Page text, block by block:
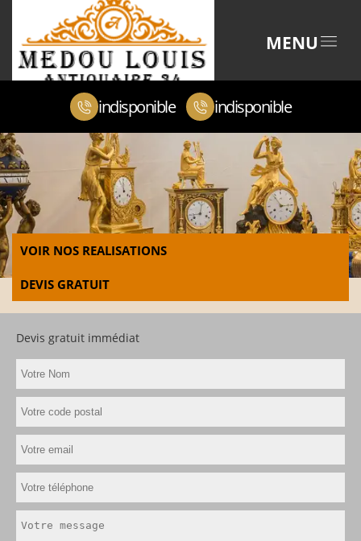
MENU
indisponible indisponible
VOIR NOS REALISATIONS
DEVIS GRATUIT
Devis gratuit immédiat